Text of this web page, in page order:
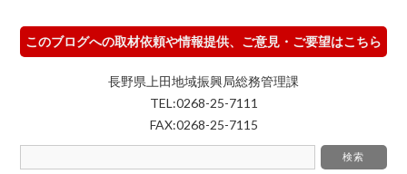
このブログへの取材依頼や情報提供、ご意見・ご要望はこちら
長野県上田地域振興局総務管理課
TEL:0268-25-7111
FAX:0268-25-7115